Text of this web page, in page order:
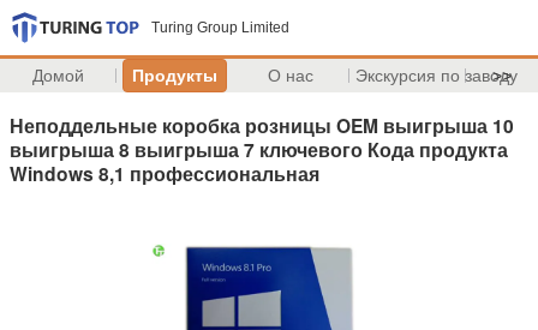
Turing Group Limited
Домой Продукты О нас Экскурсия по заводу
>>
Неподдельные коробка розницы OEM выигрыша 10
выигрыша 8 выигрыша 7 ключевого Кода продукта
Windows 8,1 профессиональная